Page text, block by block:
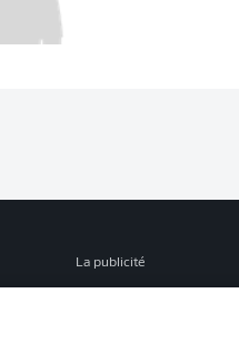
La publicité